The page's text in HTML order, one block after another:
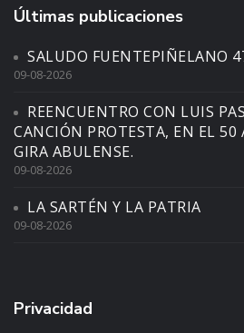
Últimas publicaciones
SALUDO FUENTEPIÑELANO
09-08-2026
REENCUENTRO CON LUIS
CANCIÓN PROTESTA, EN EL 50
GIRA ABULENSE.
09-08-2026
LA SARTÉN Y LA PATRIA
09-08-2026
Privacidad